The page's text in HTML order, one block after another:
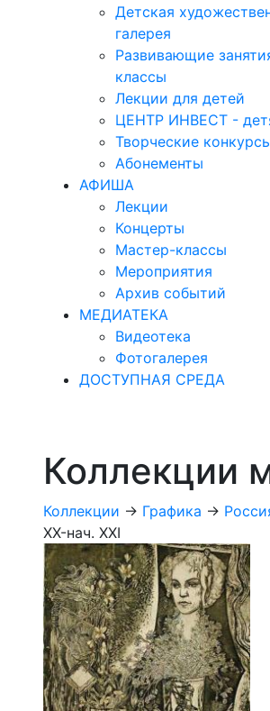
Детская
галерея
Развивающие
классы
Лекции для детей
ЦЕНТР ИНВЕСТ -
Творческие
Абонементы
АФИША
Лекции
Концерты
Мастер-классы
Мероприятия
Архив событий
МЕДИАТЕКА
Видеотека
Фотогалерея
ДОСТУПНАЯ СРЕДА
Коллекции
Коллекции -> Графика ->
XX-нач. XXI